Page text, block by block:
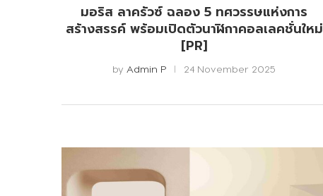
มอริส ลาครัวซ์ ฉลอง 5 ทศวรรษแห่งการ
สร้างสรรค์ พร้อมเปิดตัวนาฬิกาคอลเลคชั่นใหม่
[PR]
by Admin P 24 November 2025